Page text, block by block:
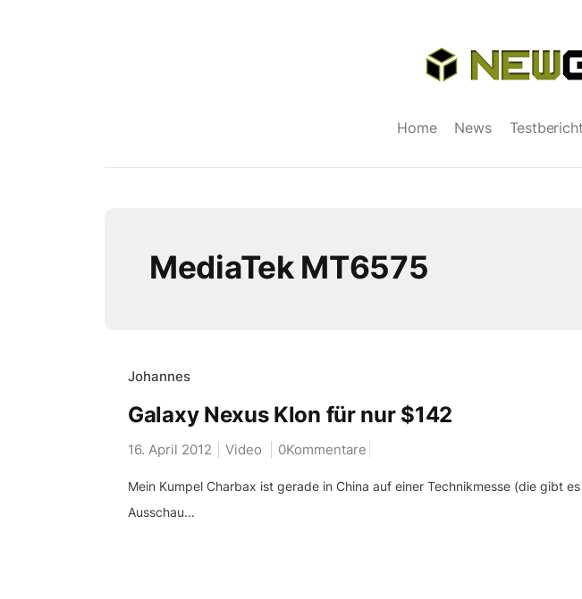
Home News
MediaTek MT6575
Johannes
Galaxy Nexus Klon für nur $142
16. April 2012 Video 0Kommentare
Mein Kumpel Charbax ist gerade in China auf einer Technikmesse (die gibt
Ausschau...